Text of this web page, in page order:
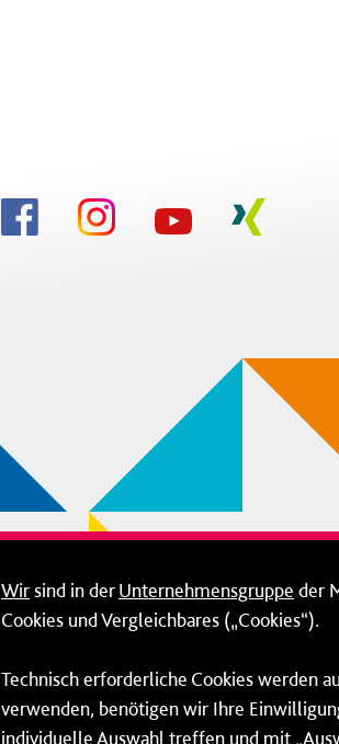
Wirsind in derUnternehmensgruppe der
Cookies und Vergleichbares („Cookies“).
Technisch erforderliche Cookies werden
verwenden, benötigen wir Ihre
individuelle Auswahl treffen und mit